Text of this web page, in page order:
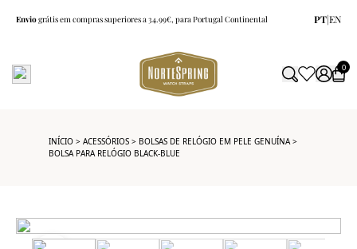
Enviográtis em compras superiores a 34.99€, para Portugal Continental PT|EN
0
INÍCIO > ACESSÓRIOS > BOLSAS DE RELÓGIO EM PELE GENUÍNA>
BOLSA PARA RELÓGIO BLACK-BLUE